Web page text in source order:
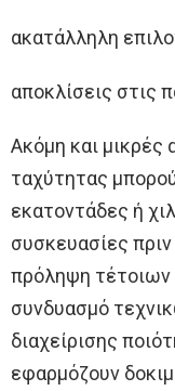
ακατάλληλη
αποκλίσεις στις
Ακόμη και μικρές
ταχύτητας
εκατοντάδες ή
συσκευασίες
πρόληψη τέτοιων
συνδυασμό
διαχείρισης
εφαρμόζουν